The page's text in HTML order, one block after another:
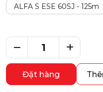
ALFA S ESE 60SJ - 125m
Đặt hàng